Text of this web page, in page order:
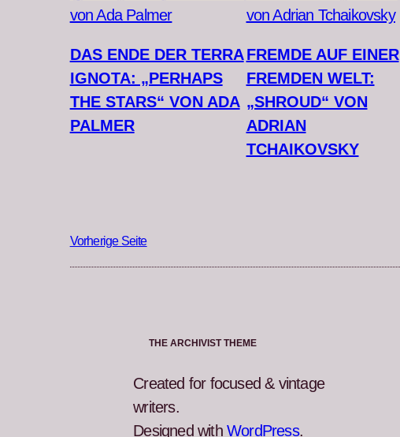
DAS ENDE DER TERRA
IGNOTA: „PERHAPS
THE STARS“ VON ADA
PALMER
FREMDE AUF EINER
FREMDEN WELT:
„SHROUD“ VON
ADRIAN
TCHAIKOVSKY
Vorherige Seite
THE ARCHIVIST THEME
Created for focused & vintage
writers.
Designed withWordPress.